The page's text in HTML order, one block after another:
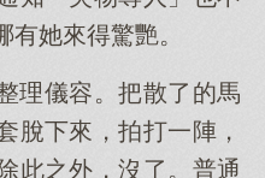
她來得驚艷。
理儀容。把散了的馬
脫下來，拍打一陣，
此之外，沒了。普通